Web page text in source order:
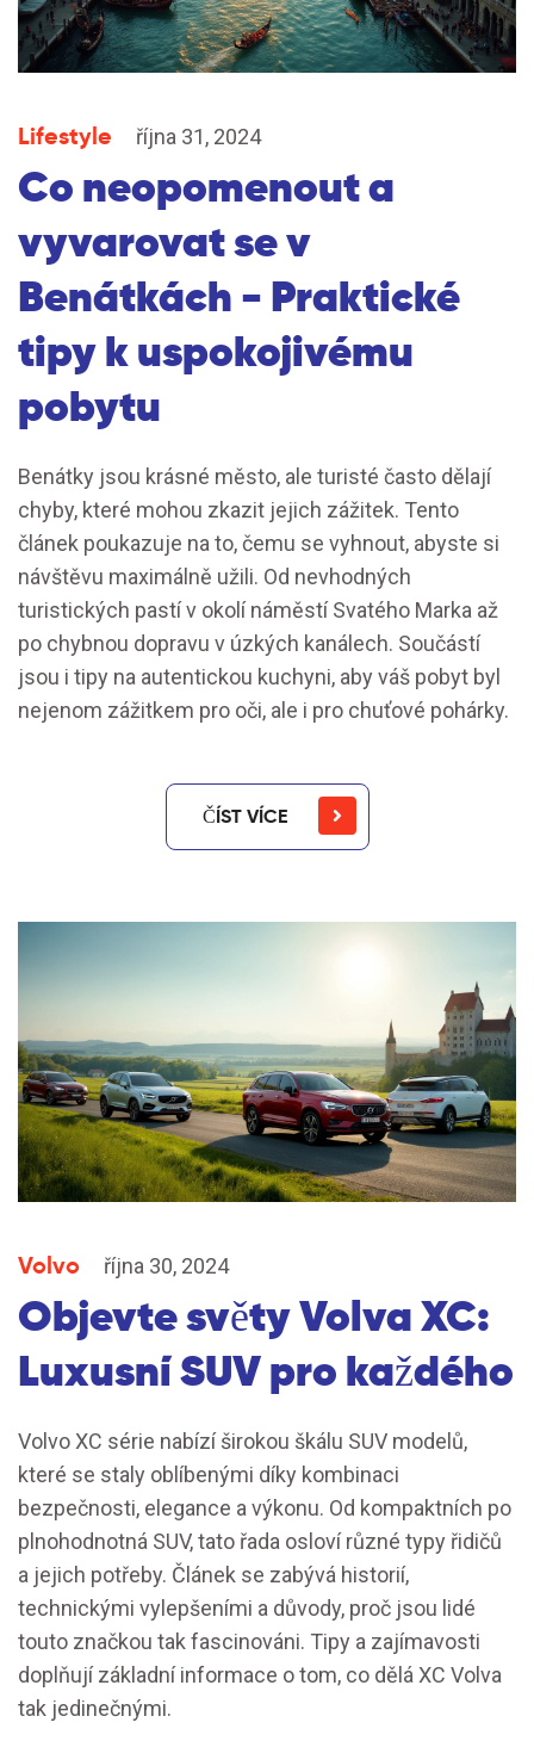
Lifestyle října 31, 2024
Co neopomenout a
vyvarovat se v
Benátkách - Praktické
tipy k uspokojivému
pobytu
Benátky jsou krásné město, ale turisté často dělají
chyby, které mohou zkazit jejich zážitek. Tento
článek poukazuje na to, čemu se vyhnout, abyste si
návštěvu maximálně užili. Od nevhodných
turistických pastí v okolí náměstí Svatého Marka až
po chybnou dopravu v úzkých kanálech. Součástí
jsou i tipy na autentickou kuchyni, aby váš pobyt byl
nejenom zážitkem pro oči, ale i pro chuťové pohárky.
ČÍST VÍCE
Volvo října 30, 2024
Objevte světy Volva XC:
Luxusní SUV pro každého
Volvo XC série nabízí širokou škálu SUV modelů,
které se staly oblíbenými díky kombinaci
bezpečnosti, elegance a výkonu. Od kompaktních po
plnohodnotná SUV, tato řada osloví různé typy řidičů
a jejich potřeby. Článek se zabývá historií,
technickými vylepšeními a důvody, proč jsou lidé
touto značkou tak fascinováni. Tipy a zajímavosti
doplňují základní informace o tom, co dělá XC Volva
tak jedinečnými.